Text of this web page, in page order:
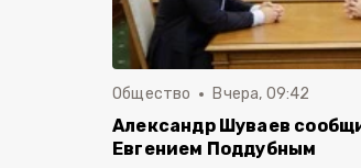
Общество Вчера, 09:42
Александр Шуваев
Евгением Поддубным